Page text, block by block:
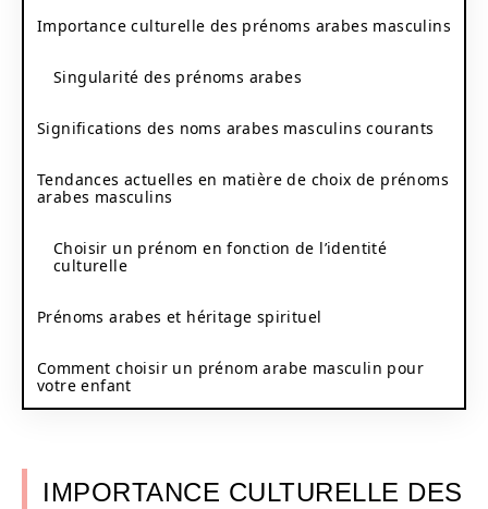
Importance culturelle des prénoms arabes masculins
Singularité des prénoms arabes
Significations des noms arabes masculins courants
Tendances actuelles en matière de choix de prénoms
arabes masculins
Choisir un prénom en fonction de l’identité
culturelle
Prénoms arabes et héritage spirituel
Comment choisir un prénom arabe masculin pour
votre enfant
IMPORTANCE CULTURELLE DES